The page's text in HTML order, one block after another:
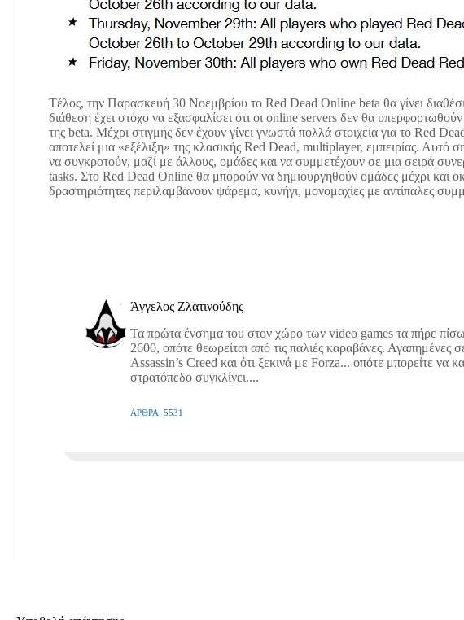
Tέλος, την Παρασκευή 30 Νοεμβρίου το Red Dead Online beta θα γίνει
διάθεση έχει στόχο να εξασφαλίσει ότι οι online servers δεν θα
της beta. Μέχρι στιγμής δεν έχουν γίνει γνωστά πολλά στοιχεία για το Red
αποτελεί μια «εξέλιξη» της κλασικής Red Dead, multiplayer, εμπειρίας. Αυτό
να συγκροτούν, μαζί με άλλους, ομάδες και να συμμετέχουν σε μια σειρά
tasks. Στο Red Dead Online θα μπορούν να δημιουργηθούν ομάδες μέχρι και
δραστηριότητες περιλαμβάνουν ψάρεμα, κυνήγι, μονομαχίες με αντίπαλες
Άγγελος Ζλατινούδης
Τα πρώτα ένσημα του στον χώρο των video games τα πήρε
2600, οπότε θεωρείται από τις παλιές καραβάνες. Αγαπημένες
Assassin’s Creed και ότι ξεκινά με Forza... οπότε μπορείτε να
στρατόπεδο συγκλίνει....
ΆΡΘΡΑ: 5531